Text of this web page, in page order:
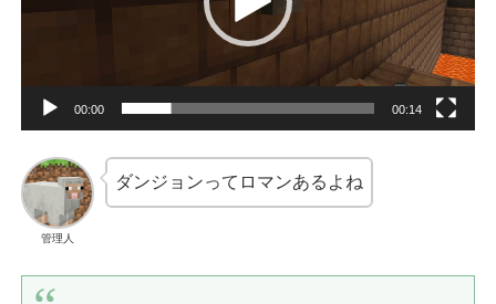
ー
00:00 00:14
管理人
ダンジョンってロマンあるよね